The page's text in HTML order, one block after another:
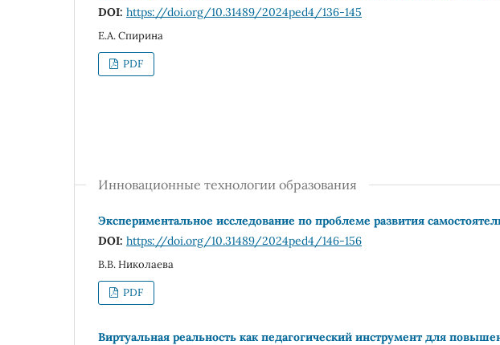
DOI: https://doi.org/10.31489/2024ped4/136-145
Е.А. Спирина
PDF
Инновационные технологии образования
Экспериментальное исследование по проблеме развития
DOI: https://doi.org/10.31489/2024ped4/146-156
В.В. Николаева
PDF
Виртуальная реальность как педагогический инструмент для